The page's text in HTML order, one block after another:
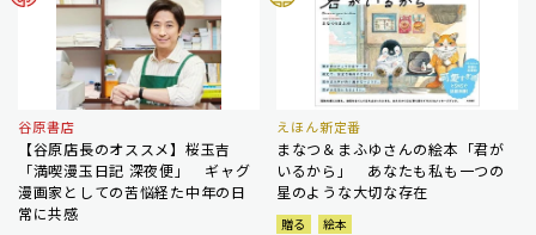
谷原書店
【谷原店長のオススメ】桜玉吉
「満喫漫玉日記 深夜便」 ギャグ
漫画家としての苦悩経た中年の日
常に共感
えほん新定番
まなつ＆まふゆさんの絵本「君が
いるから」 あなたも私も一つの
星のような大切な存在
贈る
絵本